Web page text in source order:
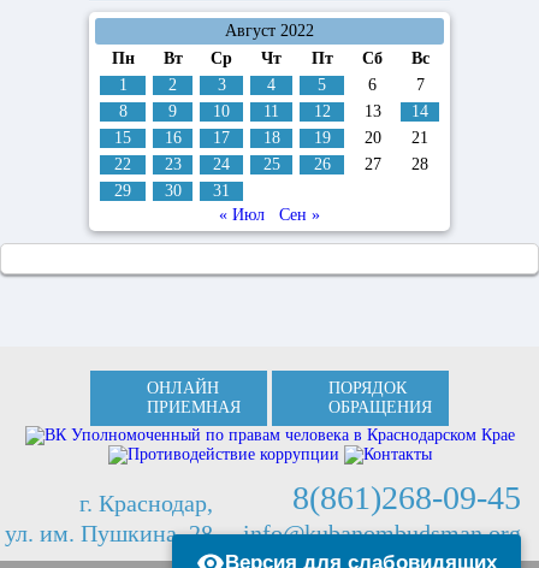
Август 2022
Пн
Вт Ср Чт Пт Сб
Вс
1
2 3 4 5 6
7
8
9 10 11 12 13
14
15
16 17 18 19 20
21
22
23 24 25 26 27
28
29
30
31
« Июл
Сен »
ОНЛАЙН
ПРИЕМНАЯ
ПОРЯДОК
ОБРАЩЕНИЯ
г. Краснодар,
ул. им. Пушкина, 28
8(861)268-09-45
info@kubanombudsman.org
Версия для слабовидящих